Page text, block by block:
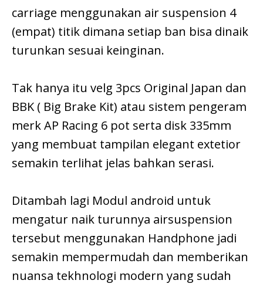
carriage menggunakan air suspension 4
(empat) titik dimana setiap ban bisa dinaik
turunkan sesuai keinginan.
Tak hanya itu velg 3pcs Original Japan dan
BBK ( Big Brake Kit) atau sistem pengeram
merk AP Racing 6 pot serta disk 335mm
yang membuat tampilan elegant extetior
semakin terlihat jelas bahkan serasi.
Ditambah lagi Modul android untuk
mengatur naik turunnya airsuspension
tersebut menggunakan Handphone jadi
semakin mempermudah dan memberikan
nuansa tekhnologi modern yang sudah